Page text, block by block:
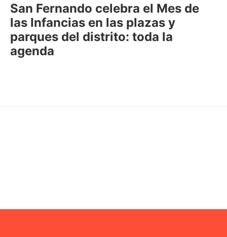
San Fernando celebra el Mes de
las Infancias en las plazas y
parques del distrito: toda la
agenda